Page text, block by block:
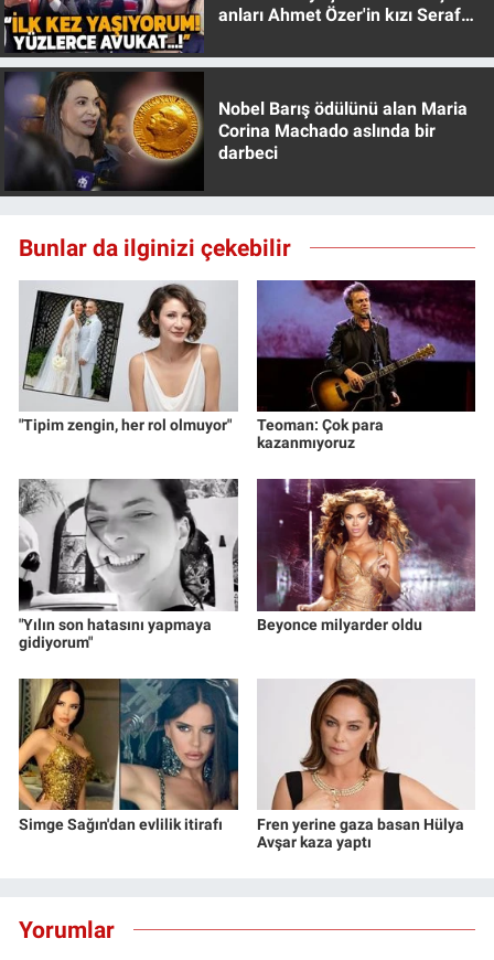
anları Ahmet Özer'in kızı Seraf
Nobel Barış ödülünü alan Maria
Corina Machado aslında bir
darbeci
Bunlar da ilginizi çekebilir
"Tipim zengin, her rol olmuyor"
Teoman: Çok para
kazanmıyoruz
"Yılın son hatasını yapmaya
gidiyorum"
Beyonce milyarder oldu
Simge Sağın'dan evlilik itirafı
Fren yerine gaza basan Hülya
Avşar kaza yaptı
Yorumlar